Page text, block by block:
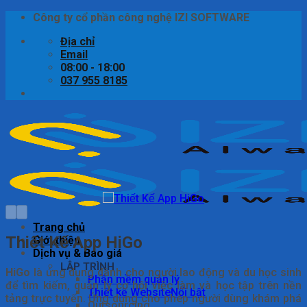
Công ty cổ phần công nghệ IZI SOFTWARE
Địa chỉ
Email
08:00 - 18:00
037 955 8185
Trang chủ
Giới thiệu
Dịch vụ & Báo giá
LẬP TRÌNH
Phần mềm quản lý
Thiết kế Website
Thiết Kế App HiGo
HiGo là ứng dụng dành cho người lao động và du học sinh
để tìm kiếm, quản lý cơ hội việc làm và học tập trên nền
tảng trực tuyến. Ứng dụng cho phép người dùng khám phá